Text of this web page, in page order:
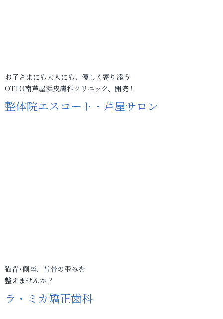
お子さまにも大人にも、優しく寄り添う
OTTO南芦屋浜皮膚科クリニック、開院！
整体院エスコート・芦屋サロン
猫背･側弯、背骨の歪みを
整えませんか？
ラ・ミカ矯正歯科